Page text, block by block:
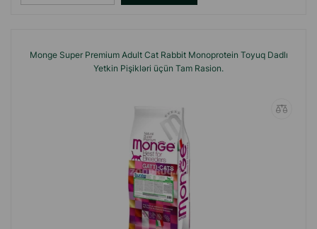
Monge Super Premium Adult Cat Rabbit Monoprotein Toyuq Dadlı
Yetkin Pişikləri üçün Tam Rasion.